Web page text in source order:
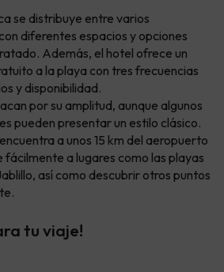
se distribuye entre varios
diferentes espacios y opciones
Además, el hotel ofrece un
a la playa con tres frecuencias
y disponibilidad.
por su amplitud, aunque algunos
pueden presentar un estilo clásico.
a unos 15 km del aeropuerto
a lugares como las playas
así como descubrir otros puntos
tu viaje!